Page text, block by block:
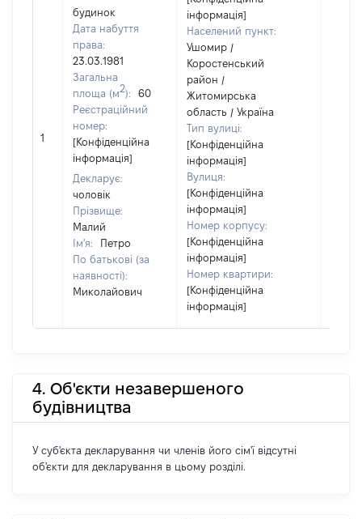
1
будинок
Дата набуття
права:
23.03.1981
Загальна
площа (м2):
60
Реєстраційний
номер:
[Конфіденційна
інформація]
Декларує:
чоловік
Прізвище:
Малий
Ім'я:
Петро
По батькові (за
наявності):
Миколайович
інформація]
Населений пункт:
Ушомир /
Коростенський
район /
Житомирська
область / Україна
Тип вулиці:
[Конфіденційна
інформація]
Вулиця:
[Конфіденційна
інформація]
Номер корпусу:
[Конфіденційна
інформація]
Номер квартири:
[Конфіденційна
інформація]
4. Об'єкти незавершеного
будівництва
У суб'єкта декларування чи членів його сім'ї відсутні
об'єкти для декларування в цьому розділі.